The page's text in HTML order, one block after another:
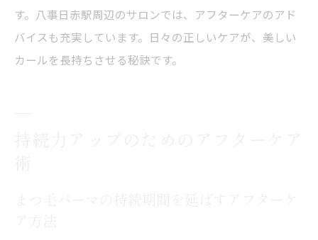
す。八事日赤駅周辺のサロンでは、アフターケアのアド
バイスも充実しています。日々の正しいケアが、美しい
カールを長持ちさせる秘訣です。